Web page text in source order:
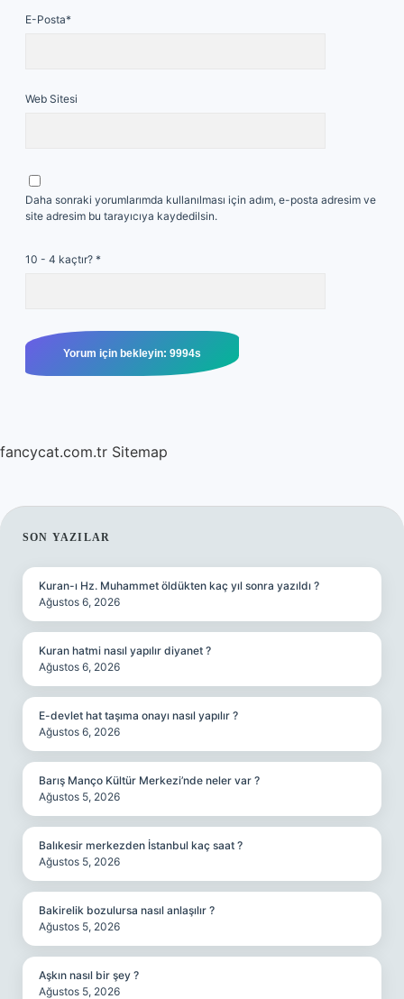
E-Posta*
Web Sitesi
Daha sonraki yorumlarımda kullanılması için adım, e-posta adresim ve
site adresim bu tarayıcıya kaydedilsin.
10 - 4 kaçtır? *
fancycat.com.tr Sitemap
SIDEBAR
SON YAZILAR
Kuran-ı Hz. Muhammet öldükten kaç yıl sonra yazıldı ?
Ağustos 6, 2026
Kuran hatmi nasıl yapılır diyanet ?
Ağustos 6, 2026
E-devlet hat taşıma onayı nasıl yapılır ?
Ağustos 6, 2026
Barış Manço Kültür Merkezi’nde neler var ?
Ağustos 5, 2026
Balıkesir merkezden İstanbul kaç saat ?
Ağustos 5, 2026
Bakirelik bozulursa nasıl anlaşılır ?
Ağustos 5, 2026
Aşkın nasıl bir şey ?
Ağustos 5, 2026